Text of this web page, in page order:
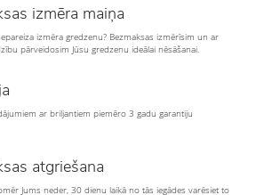
izmēra maiņa
izmēra gredzenu? Bezmaksas izmērīsim un ar
pārveidosim Jūsu gredzenu ideālai nēsāšanai.
ar briljantiem piemēro 3 gadu garantiju
atgriešana
Jums neder, 30 dienu laikā no tās iegādes varēsiet to